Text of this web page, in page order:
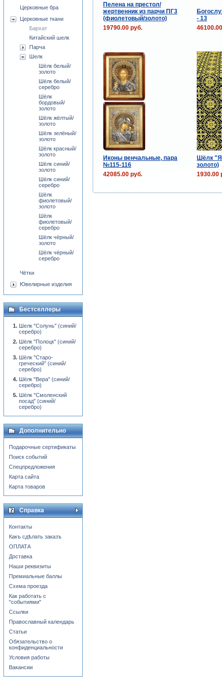
Пелена на престол/
жертвенник из парчи ПГ3
(фиолетовый/золото)
- 13
19790.00 руб.
Иконы венчальные, пара
№115-116
Шёлк
золото)
42085.00 руб.
1930.00
Церковные бра
Церковные ткани
Бархат
Китайский шелк
Парча
Шелк
Шёлк белый/
золото
Шёлк белый/
серебро
Шёлк
бордовый/
золото
Шёлк жёлтый/
золото
Шёлк зелёный/
золото
Шёлк красный/
золото
Шёлк синий/
золото
Шёлк синий/
серебро
Шёлк
фиолетовый/
золото
Шёлк
фиолетовый/
серебро
Шёлк чёрный/
золото
Шёлк чёрный/
серебро
Чётки
Ювелирные изделия
Бестселлеры
Шелк "Солунь" (синий/
серебро)
Шёлк "Полоцк" (синий/
серебро)
Шёлк "Старо-
греческий" (синий/
серебро)
Шёлк "Вера" (синий/
серебро)
Шёлк "Смоленский
посад" (синий/
серебро)
Дополнительно
Подарочные сертификаты
Поиск событий
Спецпредложения
Карта сайта
Карта товаров
Справка
Контакты
Какъ сдѣлать заказъ
ОПЛАТА
Доставка
Наши реквизиты
Премиальные баллы
Схема проезда
Как работать с
"событиями"
Ссылки
Православный календарь
Статьи
Обязательство о
конфиденциальности
Условия работы
Вакансии